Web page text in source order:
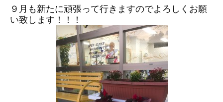
９月も新たに頑張って行きますのでよろしくお願
い致します！！！